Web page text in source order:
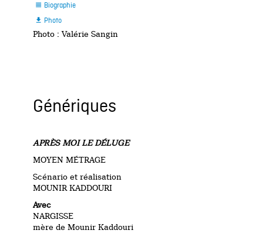
 Biographie
 Photo
Photo : Valérie Sangin
Génériques
APRÈS MOI LE DÉLUGE
MOYEN MÉTRAGE
Scénario et réalisation
MOUNIR KADDOURI
Avec
NARGISSE
mère de Mounir Kaddouri